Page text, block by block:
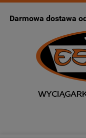
Darmowa dostawa